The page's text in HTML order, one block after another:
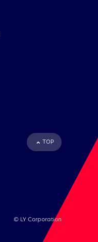
TOP
©︎ LY Corporation